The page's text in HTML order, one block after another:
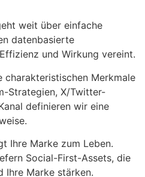
weit über einfache
datenbasierte
und Wirkung vereint.
charakteristischen Merkmale
Strategien, X/Twitter-
definieren wir eine
Ihre Marke zum Leben.
Social-First-Assets, die
Ihre Marke stärken.